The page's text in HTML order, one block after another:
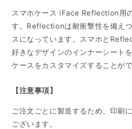
スマホケース iFace Reflection用
す。Reflectionは耐衝撃性を備え
スになっています。スマホと
好きなデザインのインナーシート
ケースをカスタマイズすることがで
【注意事項】
ご注文ごとに製造するため、印刷
ございます。